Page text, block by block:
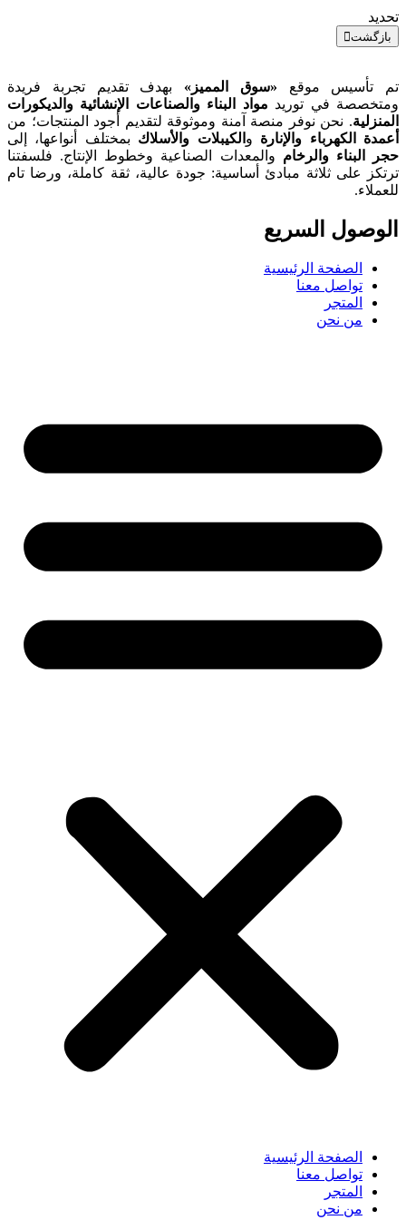
تحديد
بازگشت
تم تأسيس موقع «سوق المميز» بهدف تقديم تجربة فريدة
ومتخصصة في توريد مواد البناء والصناعات الإنشائية والديكورات
المنزلية. نحن نوفر منصة آمنة وموثوقة لتقديم أجود المنتجات؛ من
أعمدة الكهرباء والإنارة و الكيبلات والأسلاك بمختلف أنواعها، إلى
حجر البناء والرخام والمعدات الصناعية وخطوط الإنتاج. فلسفتنا
ترتكز على ثلاثة مبادئ أساسية: جودة عالية، ثقة كاملة، ورضا تام
للعملاء.
الوصول السریع
الصفحة الرئيسية
تواصل معنا
المتجر
من نحن
الصفحة الرئيسية
تواصل معنا
المتجر
من نحن